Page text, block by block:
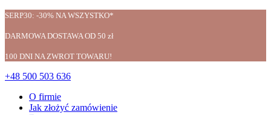
SERP30: -30% NA WSZYSTKO*
DARMOWA DOSTAWA OD 50 zł
100 DNI NA ZWROT TOWARU!
+48 500 503 636
O firmie
Jak złożyć zamówienie